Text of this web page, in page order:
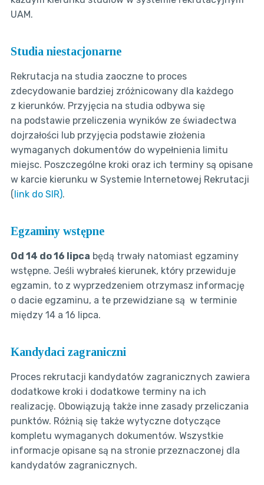
UAM.
Studia niestacjonarne
Rekrutacja na studia zaoczne to proces
zdecydowanie bardziej zróżnicowany dla każdego
z kierunków. Przyjęcia na studia odbywa się
na podstawie przeliczenia wyników ze świadectwa
dojrzałości lub przyjęcia podstawie złożenia
wymaganych dokumentów do wypełnienia limitu
miejsc. Poszczególne kroki oraz ich terminy są opisane
w karcie kierunku w Systemie Internetowej Rekrutacji
(link do SIR).
Egzaminy wstępne
Od 14 do 16 lipca będą trwały natomiast egzaminy
wstępne. Jeśli wybrałeś kierunek, który przewiduje
egzamin, to z wyprzedzeniem otrzymasz informację
o dacie egzaminu, a te przewidziane są w terminie
między 14 a 16 lipca.
Kandydaci zagraniczni
Proces rekrutacji kandydatów zagranicznych zawiera
dodatkowe kroki i dodatkowe terminy na ich
realizację. Obowiązują także inne zasady przeliczania
punktów. Różnią się także wytyczne dotyczące
kompletu wymaganych dokumentów. Wszystkie
informacje opisane są na stronie przeznaczonej dla
kandydatów zagranicznych.